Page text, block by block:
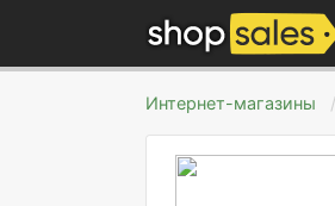
Интернет-магазины